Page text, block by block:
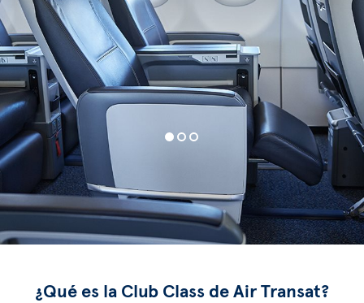
¿Qué es la Club Class de Air Transat?